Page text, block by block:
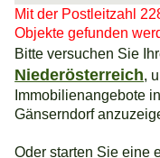
Mit der Postleitzahl
Objekte gefunden
Bitte versuchen Sie
Niederösterreich,
Immobilienangebote
Gänserndorf
Oder starten Sie eine